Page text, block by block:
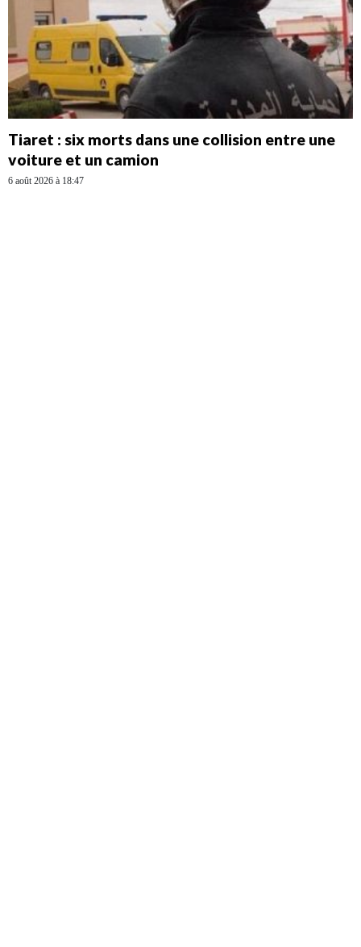
Tiaret : six morts dans une collision entre une
voiture et un camion
6 août 2026 à 18:47